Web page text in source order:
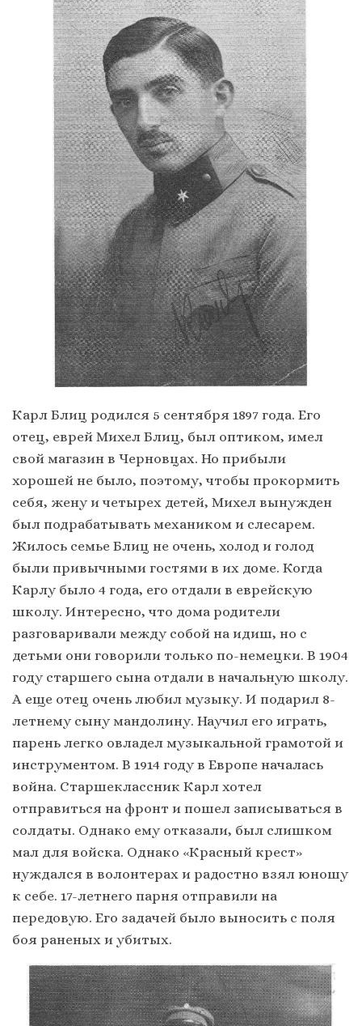
Карл Блиц родился 5 сентября 1897 года. Его
отец, еврей Михел Блиц, был оптиком, имел
свой магазин в Черновцах. Но прибыли
хорошей не было, поэтому, чтобы прокормить
себя, жену и четырех детей, Михел вынужден
был подрабатывать механиком и слесарем.
Жилось семье Блиц не очень, холод и голод
были привычными гостями в их доме. Когда
Карлу было 4 года, его отдали в еврейскую
школу. Интересно, что дома родители
разговаривали между собой на идиш, но с
детьми они говорили только по-немецки. В 1904
году старшего сына отдали в начальную школу.
А еще отец очень любил музыку. И подарил 8-
летнему сыну мандолину. Научил его играть,
парень легко овладел музыкальной грамотой и
инструментом. В 1914 году в Европе началась
война. Старшеклассник Карл хотел
отправиться на фронт и пошел записываться в
солдаты. Однако ему отказали, был слишком
мал для войска. Однако «Красный крест»
нуждался в волонтерах и радостно взял юношу
к себе. 17-летнего парня отправили на
передовую. Его задачей было выносить с поля
боя раненых и убитых.